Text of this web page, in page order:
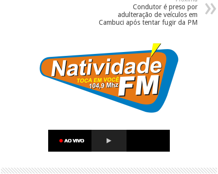
Condutor é preso por
adulteração de veículos em
Cambuci após tentar fugir da PM